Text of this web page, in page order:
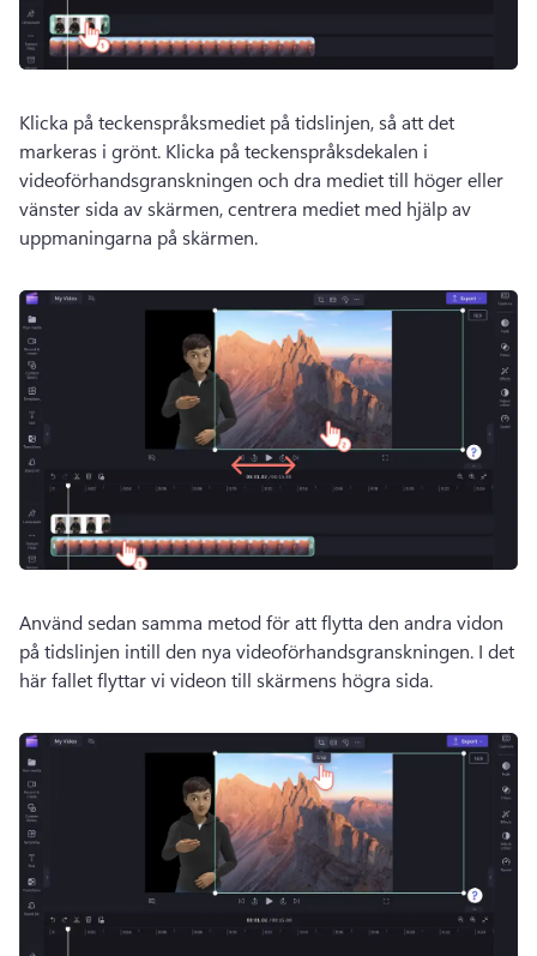
Klicka på teckenspråksmediet på tidslinjen, så att det
markeras i grönt. Klicka på teckenspråksdekalen i
videoförhandsgranskningen och dra mediet till höger eller
vänster sida av skärmen, centrera mediet med hjälp av
uppmaningarna på skärmen.
Använd sedan samma metod för att flytta den andra vidon
på tidslinjen intill den nya videoförhandsgranskningen. I det
här fallet flyttar vi videon till skärmens högra sida.